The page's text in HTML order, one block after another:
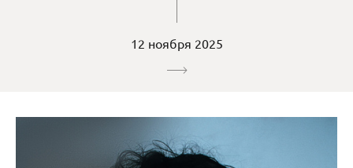
12 ноября 2025